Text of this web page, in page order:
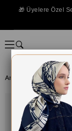
🎁 Üyelere Özel
Anasayfa ISTANBUL